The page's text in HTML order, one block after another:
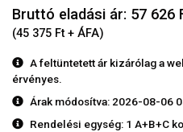
Bruttó eladási ár: 57 626
(45 375 Ft + ÁFA)
A feltüntetett ár kizárólag a
érvényes.
Árak módosítva: 2026-08-06
Rendelési egység: 1 A+B+C